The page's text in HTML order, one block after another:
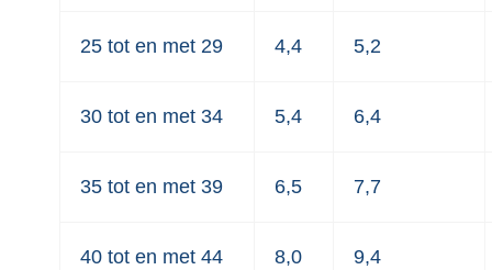
25 tot en met 29 4,4 5,2
30 tot en met 34 5,4 6,4
35 tot en met 39 6,5 7,7
40 tot en met 44 8,0 9,4